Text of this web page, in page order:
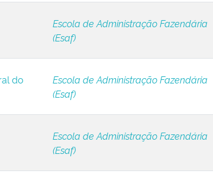
Escola de Administração Fazendária
(Esaf)
do
Escola de Administração Fazendária
(Esaf)
Escola de Administração Fazendária
(Esaf)